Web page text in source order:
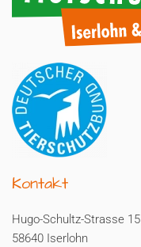
Kontakt
Hugo-Schultz-Strasse 15
58640 Iserlohn